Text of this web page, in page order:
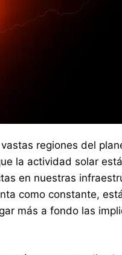
regiones del
la actividad solar
en nuestras
como constante,
más a fondo las